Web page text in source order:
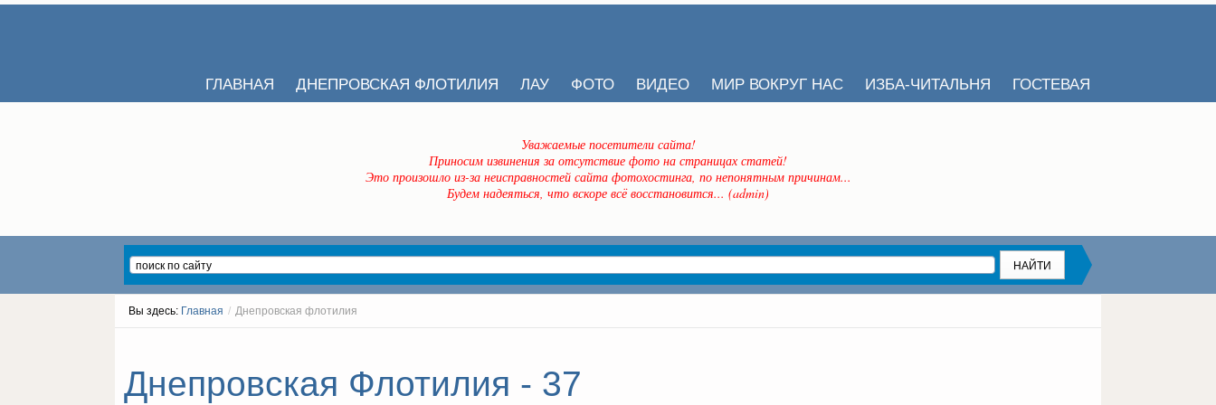
ГЛАВНАЯ ДНЕПРОВСКАЯ ФЛОТИЛИЯ ЛАУ ФОТО ВИДЕО МИР ВОКРУГ НАС ИЗБА-ЧИТАЛЬНЯ ГОСТЕВАЯ
Уважаемые посетители сайта!
Приносим извинения за отсутствие фото на страницах статей!
Это произошло из-за неисправностей сайта фотохостинга, по непонятным причинам...
Будем надеяться, что вскоре всё восстановится... (admin)
Вы здесь: Главная / Днепровская флотилия
Днепровская Флотилия - 37